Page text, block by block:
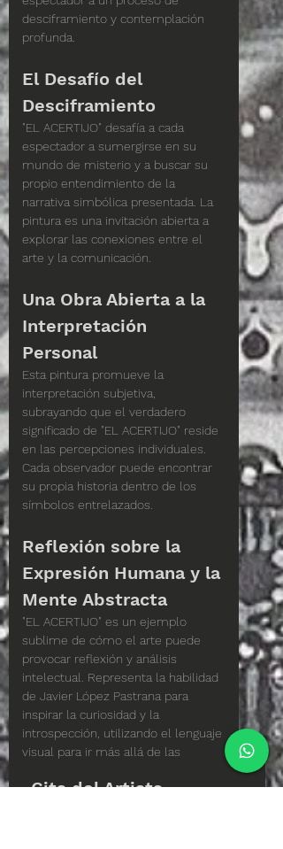
desciframiento y contemplación
profunda.
El Desafío del
Desciframiento
"EL ACERTIJO" desafía a cada
espectador a sumergirse en su
mundo de misterio y a buscar su
propio entendimiento de la
narrativa simbólica presentada. La
pintura es una invitación abierta a
explorar las conexiones entre el
arte y la comunicación.
Una Obra Abierta a la
Interpretación
Personal
Esta pintura promueve la
interpretación subjetiva,
subrayando que el verdadero
significado de "EL ACERTIJO" reside
en las percepciones individuales.
Cada observador puede encontrar
su propia historia dentro de los
símbolos entrelazados.
Reflexión sobre la
Expresión Humana y la
Mente Abstracta
"EL ACERTIJO" es un ejemplo
sublime de cómo el arte puede
provocar reflexión y análisis
intelectual. Representa la habilidad
de Javier López Pastrana para
inspirar la curiosidad y la
introspección, utilizando el lenguaje
visual para ir más allá de las
Cita del Artista